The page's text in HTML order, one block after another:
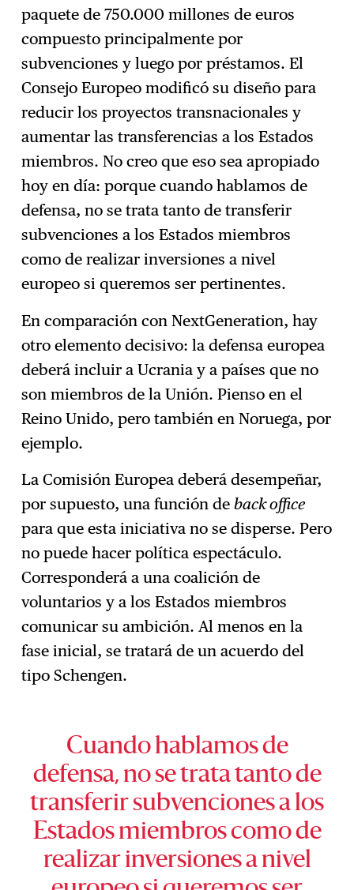
paquete de 750.000 millones de euros
compuesto principalmente por
subvenciones y luego por préstamos. El
Consejo Europeo modificó su diseño para
reducir los proyectos transnacionales y
aumentar las transferencias a los Estados
miembros. No creo que eso sea apropiado
hoy en día: porque cuando hablamos de
defensa, no se trata tanto de transferir
subvenciones a los Estados miembros
como de realizar inversiones a nivel
europeo si queremos ser pertinentes.
En comparación con NextGeneration, hay
otro elemento decisivo: la defensa europea
deberá incluir a Ucrania y a países que no
son miembros de la Unión. Pienso en el
Reino Unido, pero también en Noruega, por
ejemplo.
La Comisión Europea deberá desempeñar,
por supuesto, una función deback office
para que esta iniciativa no se disperse. Pero
no puede hacer política espectáculo.
Corresponderá a una coalición de
voluntarios y a los Estados miembros
comunicar su ambición. Al menos en la
fase inicial, se tratará de un acuerdo del
tipo Schengen.
Cuando hablamos de
defensa, no se trata tanto de
transferir subvenciones a los
Estados miembros como de
realizar inversiones a nivel